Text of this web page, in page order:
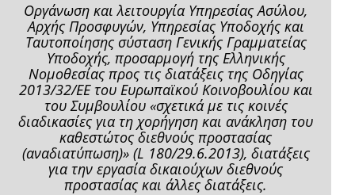
Οργάνωση και λειτουργία Υπηρεσίας Ασύλου,
Αρχής Προσφυγών, Υπηρεσίας Υποδοχής και
Ταυτοποίησης σύσταση Γενικής Γραμματείας
Υποδοχής, προσαρμογή της Ελληνικής
Νομοθεσίας προς τις διατάξεις της Οδηγίας
2013/32/ΕΕ του Ευρωπαϊκού Κοινοβουλίου και
του Συμβουλίου «σχετικά με τις κοινές
διαδικασίες για τη χορήγηση και ανάκληση του
καθεστώτος διεθνούς προστασίας
(αναδιατύπωση)» (L 180/29.6.2013), διατάξεις
για την εργασία δικαιούχων διεθνούς
προστασίας και άλλες διατάξεις.